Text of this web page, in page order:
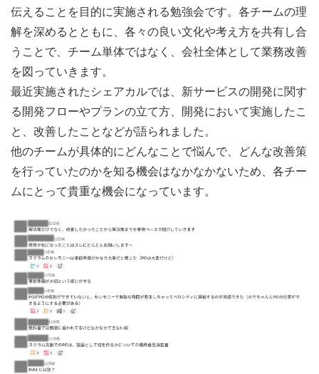
伝えることを目的に実施される勉強会です。各チームの理
解を深めるとともに、各々の良い文化や考え方を共有し合
うことで、チーム単体ではなく、会社全体として業務改善
を図っていきます。
最近実施されたシェアカルでは、新サービスの開発に関す
る開発フローやプランの立て方、開発において実施したこ
と、改善したことなどが語られました。
他のチームが具体的にどんなことで悩んで、どんな改善策
を行っていたのかを知る機会はなかなかないため、各チー
ムにとって貴重な機会になっています。